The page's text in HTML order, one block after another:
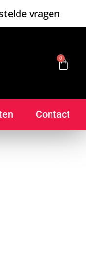
vragen
0
Contact